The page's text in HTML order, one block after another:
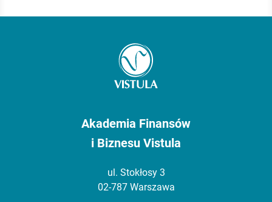
Akademia Finansów
i Biznesu Vistula
ul. Stokłosy 3
02-787 Warszawa